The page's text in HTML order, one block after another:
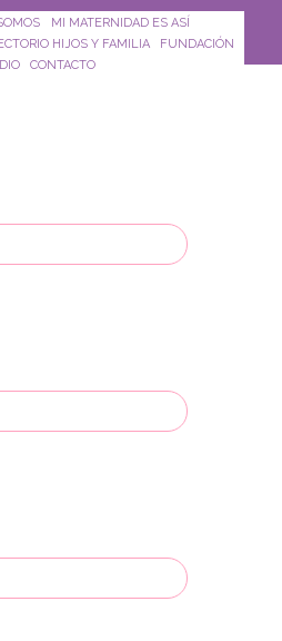
MI MATERNIDAD ES ASÍ
HIJOS Y FAMILIA
FUNDACIÓN
CONTACTO